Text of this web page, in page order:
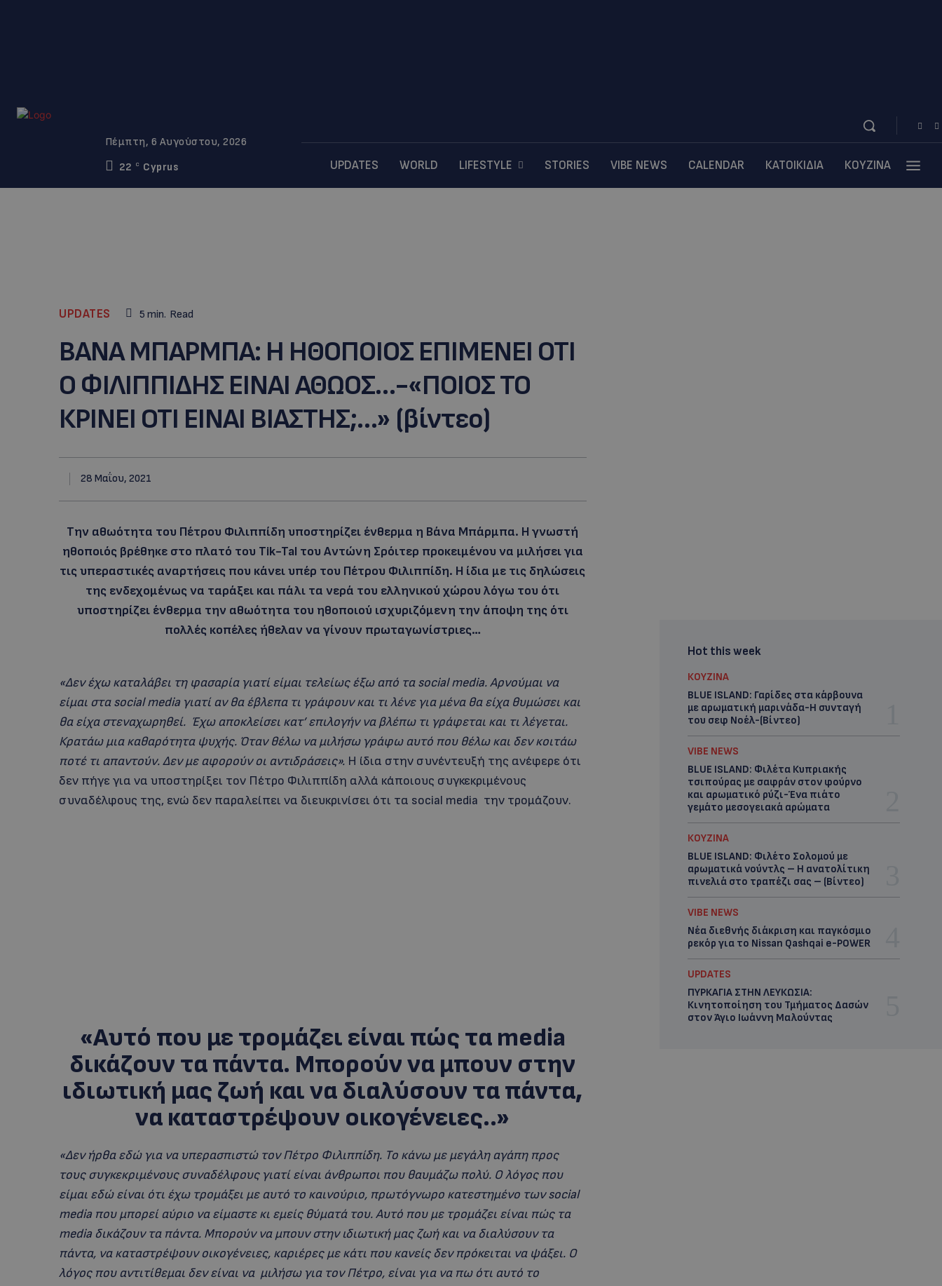
Πέμπτη, 6 Αυγούστου, 2026
22
C Cyprus UPDATES WORLD LIFESTYLE STORIES VIBE NEWS CALENDAR ΚΑΤΟΙΚΙΔΙΑ ΚΟΥΖΙΝΑ
UPDATES 5 min. Read
BANA MΠΑΡΜΠΑ: Η ΗΘΟΠΟΙΟΣ ΕΠΙΜΕΝΕΙ ΟΤΙ
Ο ΦΙΛΙΠΠΙΔΗΣ ΕΙΝΑΙ ΑΘΩΟΣ…-«ΠΟΙΟΣ ΤΟ
ΚΡΙΝΕΙ ΟΤΙ ΕΙΝΑΙ ΒΙΑΣΤΗΣ;…» (βίντεο)
28 Μαΐου, 2021
Την αθωότητα του Πέτρου Φιλιππίδη υποστηρίζει ένθερμα η Βάνα Μπάρμπα. Η γνωστή
ηθοποιός βρέθηκε στο πλατό του Tik-Tal του Αντώνη Σρόιτερ προκειμένου να μιλήσει για
τις υπεραστικές αναρτήσεις που κάνει υπέρ του Πέτρου Φιλιππίδη. Η ίδια με τις δηλώσεις
της ενδεχομένως να ταράξει και πάλι τα νερά του ελληνικού χώρου λόγω του ότι
υποστηρίζει ένθερμα την αθωότητα του ηθοποιού ισχυριζόμενη την άποψη της ότι
πολλές κοπέλες ήθελαν να γίνουν πρωταγωνίστριες…
«Δεν έχω καταλάβει τη φασαρία γιατί είμαι τελείως έξω από τα social media. Αρνούμαι να
είμαι στα social media γιατί αν θα έβλεπα τι γράφουν και τι λένε για μένα θα είχα θυμώσει και
θα είχα στεναχωρηθεί. Έχω αποκλείσει κατ’ επιλογήν να βλέπω τι γράφεται και τι λέγεται.
Κρατάω μια καθαρότητα ψυχής. Όταν θέλω να μιλήσω γράφω αυτό που θέλω και δεν κοιτάω
ποτέ τι απαντούν. Δεν με αφορούν οι αντιδράσεις». Η ίδια στην συνέντευξή της ανέφερε ότι
δεν πήγε για να υποστηρίξει τον Πέτρο Φιλιππίδη αλλά κάποιους συγκεκριμένους
συναδέλφους της, ενώ δεν παραλείπει να διευκρινίσει ότι τα social media την τρομάζουν.
«Αυτό που με τρομάζει είναι πώς τα media
δικάζουν τα πάντα. Μπορούν να μπουν στην
ιδιωτική μας ζωή και να διαλύσουν τα πάντα,
να καταστρέψουν οικογένειες..»
«Δεν ήρθα εδώ για να υπερασπιστώ τον Πέτρο Φιλιππίδη. Το κάνω με μεγάλη αγάπη προς
τους συγκεκριμένους συναδέλφους γιατί είναι άνθρωποι που θαυμάζω πολύ. Ο λόγος που
είμαι εδώ είναι ότι έχω τρομάξει με αυτό το καινούριο, πρωτόγνωρο κατεστημένο των social
media που μπορεί αύριο να είμαστε κι εμείς θύματά του. Αυτό που με τρομάζει είναι πώς τα
media δικάζουν τα πάντα. Μπορούν να μπουν στην ιδιωτική μας ζωή και να διαλύσουν τα
πάντα, να καταστρέψουν οικογένειες, καριέρες με κάτι που κανείς δεν πρόκειται να ψάξει. Ο
λόγος που αντιτίθεμαι δεν είναι να μιλήσω για τον Πέτρο, είναι για να πω ότι αυτό το
Hot this week
ΚΟΥΖΙΝΑ
BLUE ISLAND: Γαρίδες στα κάρβουνα
με αρωματική μαρινάδα-Η συνταγή
του σεφ Νοέλ-(Βίντεο)
VIBE NEWS
BLUE ISLAND: Φιλέτα Κυπριακής
τσιπούρας με σαφράν στον φούρνο
και αρωματικό ρύζι-Ένα πιάτο
γεμάτο μεσογειακά αρώματα
ΚΟΥΖΙΝΑ
BLUE ISLAND: Φιλέτο Σολομού με
αρωματικά νούντλς – Η ανατολίτικη
πινελιά στο τραπέζι σας – (Βίντεο)
VIBE NEWS
Νέα διεθνής διάκριση και παγκόσμιο
ρεκόρ για το Nissan Qashqai e-POWER
UPDATES
ΠΥΡΚΑΓΙΑ ΣΤΗΝ ΛΕΥΚΩΣΙΑ:
Κινητοποίηση του Τμήματος Δασών
στον Άγιο Ιωάννη Μαλούντας